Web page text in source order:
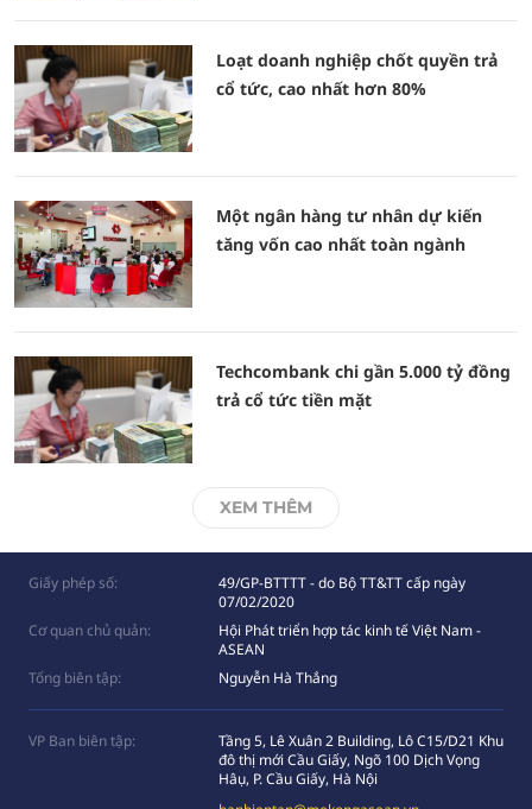
Loạt doanh nghiệp chốt quyền trả
cổ tức, cao nhất hơn 80%
Một ngân hàng tư nhân dự kiến
tăng vốn cao nhất toàn ngành
Techcombank chi gần 5.000 tỷ đồng
trả cổ tức tiền mặt
XEM THÊM
Giấy phép số:
49/GP-BTTTT - do Bộ TT&TT cấp ngày
07/02/2020
Cơ quan chủ quản:
Hội Phát triển hợp tác kinh tế Việt Nam -
ASEAN
Tổng biên tập:
Nguyễn Hà Thắng
VP Ban biên tập:
Tầng 5, Lê Xuân 2 Building, Lô C15/D21 Khu
đô thị mới Cầu Giấy, Ngõ 100 Dịch Vọng
Hâụ, P. Cầu Giấy, Hà Nội